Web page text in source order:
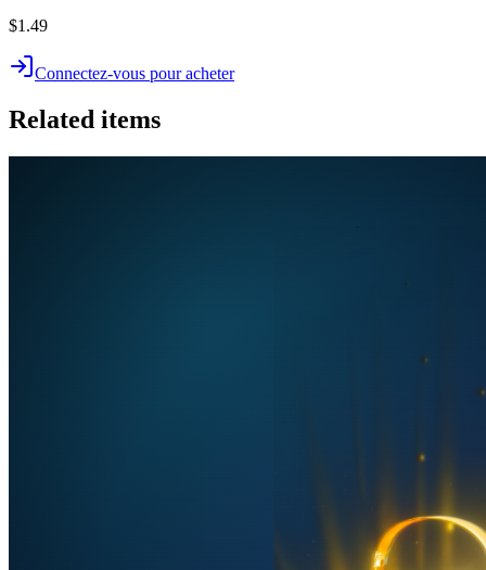
$1.49
Connectez-vous pour acheter
Related items